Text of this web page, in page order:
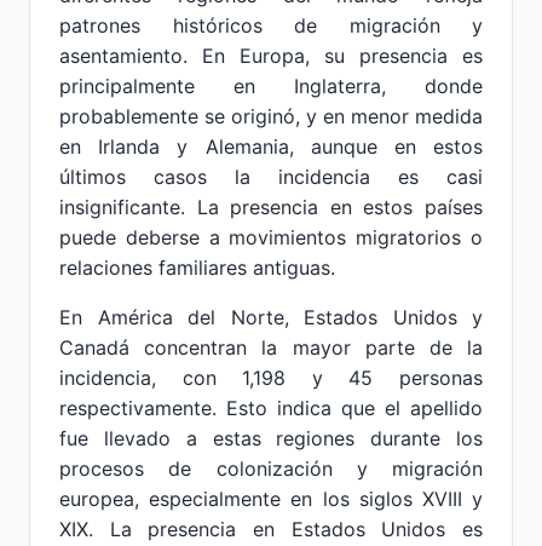
patrones históricos de migración y
asentamiento. En Europa, su presencia es
principalmente en Inglaterra, donde
probablemente se originó, y en menor medida
en Irlanda y Alemania, aunque en estos
últimos casos la incidencia es casi
insignificante. La presencia en estos países
puede deberse a movimientos migratorios o
relaciones familiares antiguas.
En América del Norte, Estados Unidos y
Canadá concentran la mayor parte de la
incidencia, con 1,198 y 45 personas
respectivamente. Esto indica que el apellido
fue llevado a estas regiones durante los
procesos de colonización y migración
europea, especialmente en los siglos XVIII y
XIX. La presencia en Estados Unidos es